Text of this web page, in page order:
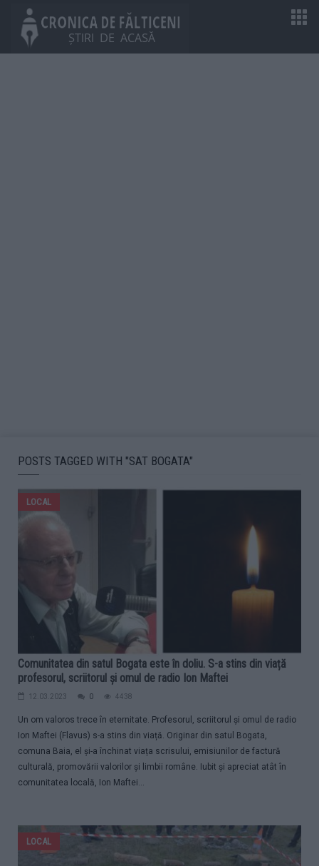
POSTS TAGGED WITH "SAT BOGATA"
LOCAL
Comunitatea din satul Bogata este în doliu. S-a stins din viață
profesorul, scriitorul și omul de radio Ion Maftei
12.03.2023 0 4438
Un om valoros trece în eternitate. Profesorul, scriitorul și omul de radio
Ion Maftei (Flavus) s-a stins din viață. Originar din satul Bogata,
comuna Baia, el și-a închinat viața scrisului, emisiunilor de factură
culturală, promovării valorilor și limbii române. Iubit și apreciat atât în
comunitatea locală, Ion Maftei...
LOCAL